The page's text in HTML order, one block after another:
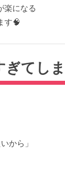
楽になる
す🧠
ぎてし
から」